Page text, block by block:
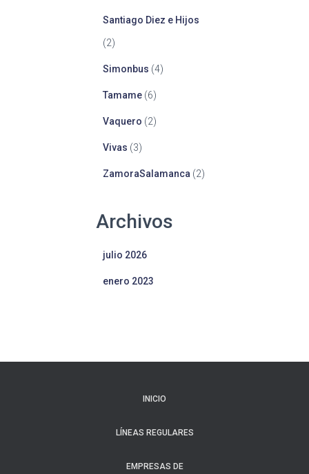
Santiago Diez e Hijos
(2)
Simonbus (4)
Tamame (6)
Vaquero (2)
Vivas (3)
ZamoraSalamanca (2)
Archivos
julio 2026
enero 2023
INICIO
LÍNEAS REGULARES
EMPRESAS DE